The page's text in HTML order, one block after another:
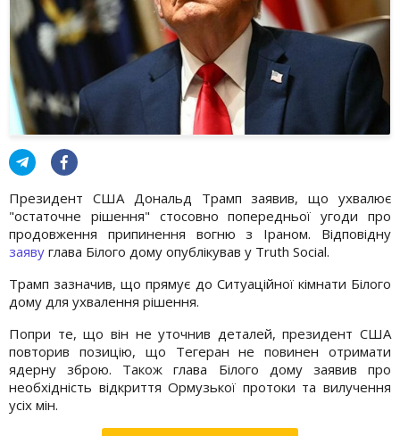
Президент США Дональд Трамп заявив, що ухвалює
"остаточне рішення" стосовно попередньої угоди про
продовження припинення вогню з Іраном. Відповідну
заяву глава Білого дому опублікував у Truth Social.
Трамп зазначив, що прямує до Ситуаційної кімнати Білого
дому для ухвалення рішення.
Попри те, що він не уточнив деталей, президент США
повторив позицію, що Тегеран не повинен отримати
ядерну зброю. Також глава Білого дому заявив про
необхідність відкриття Ормузької протоки та вилучення
усіх мін.